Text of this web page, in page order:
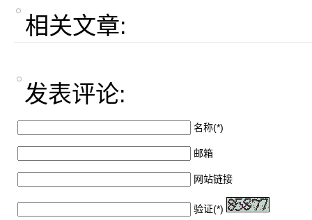
相关文章:
发表评论:
名称(*)
邮箱
网站链接
验证(*)